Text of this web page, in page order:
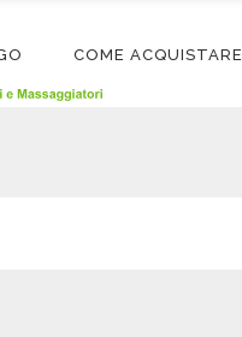
COME ACQUISTARE